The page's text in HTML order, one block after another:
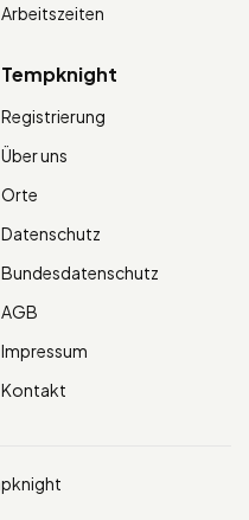
Arbeitszeiten
Tempknight
Registrierung
Über uns
Orte
Datenschutz
Bundesdatenschutz
AGB
Impressum
Kontakt